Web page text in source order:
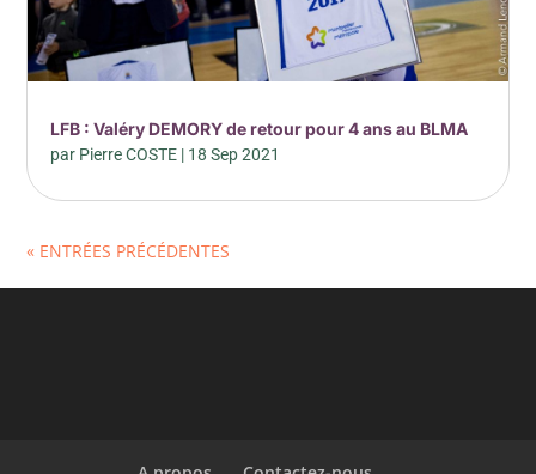
LFB : Valéry DEMORY de retour pour 4 ans au BLMA
par Pierre COSTE | 18 Sep 2021
« ENTRÉES PRÉCÉDENTES